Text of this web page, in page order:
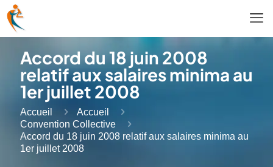
Accord du 18 juin 2008
relatif aux salaires minima au
1er juillet 2008
Accueil
Accueil
Convention Collective
Accord du 18 juin 2008 relatif aux salaires minima au
1er juillet 2008